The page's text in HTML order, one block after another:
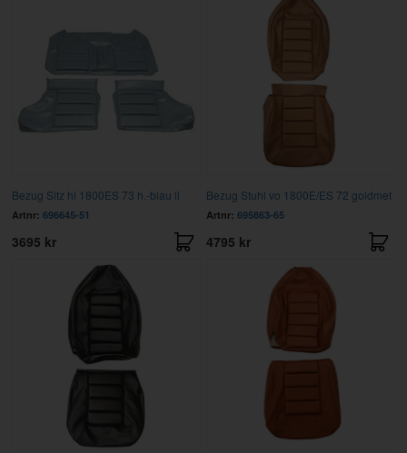
Bezug Sitz hi 1800ES 73 h.-blau li
Artnr: 696645-51
3695 kr
Bezug Stuhl vo 1800E/ES 72 goldmet
Artnr: 695863-65
4795 kr